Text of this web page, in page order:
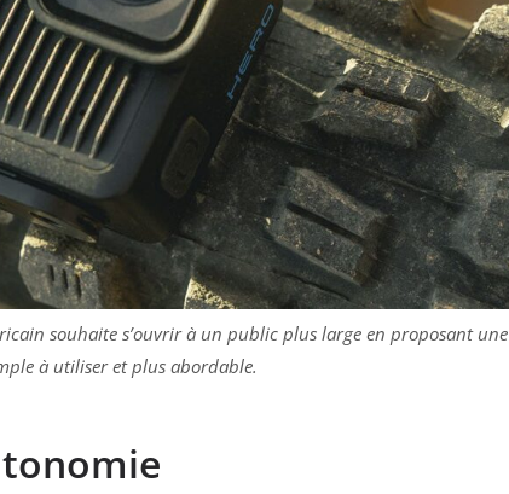
souhaite s’ouvrir à un public plus large en proposant une
à utiliser et plus abordable.